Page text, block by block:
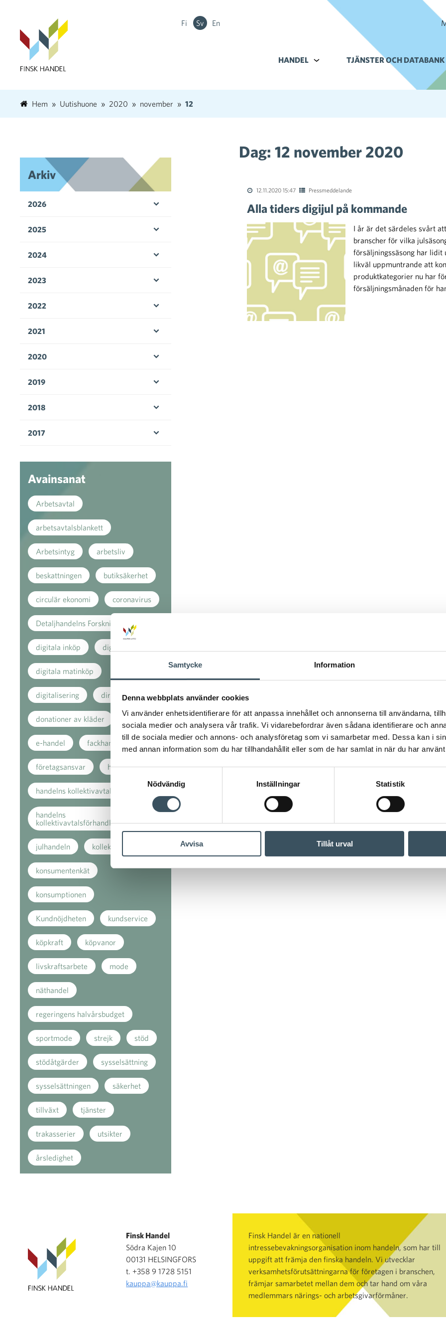
Samtycke Information
Denna webbplats använder cookies
Vi använder enhetsidentifierare för att anpassa innehållet och annonserna till användarna,
sociala medier och analysera vår trafik. Vi vidarebefordrar även sådana identifierare och
till de sociala medier och annons- och analysföretag som vi samarbetar med. Dessa kan i
med annan information som du har tillhandahållit eller som de har samlat in när du har
Nödvändig
Inställningar Statistik
Avvisa Tillåt urval
Fi Sv En
HANDEL Alavalikko kohteelle Handel
TJÄNSTER OCH DATABANK
Hem Uutishuone 2020 november 12
Dag: 12 november 2020
12.11.2020 15:47 Pressmeddelande
Alla tiders digijul på kommande
I år är det särdeles svårt
branscher för vilka
försäljningssäsong har lidit
likväl uppmuntrande att
produktkategorier nu har
försäljningsmånaden för
Arkiv
2026
2025
2024
2023
2022
2021
2020
2019
2018
2017
Avainsanat
Arbetsavtal
arbetsavtalsblankett
Arbetsintyg arbetsliv
beskattningen butiksäkerhet
circulär ekonomi coronavirus
Detaljhandelns Forskningsstiftelse
digitala inköp digitala köp
digitala matinköp
digitalisering direkt stöd
donationer av kläder
e-handel fackhandeln
företagsansvar handeln
handelns kollektivavtal
handelns
kollektivavtalsförhandlingar
julhandeln kollektivavtal
konsumentenkät
konsumptionen
Kundnöjdheten kundservice
köpkraft köpvanor
livskraftsarbete mode
näthandel
regeringens halvårsbudget
sportmode strejk stöd
stödåtgärder sysselsättning
sysselsättningen säkerhet
tillväxt tjänster
trakasserier utsikter
årsledighet
Finsk Handel
Södra Kajen 10
00131 HELSINGFORS
t. +358 9 1728 5151
kauppa@kauppa.fi
Finsk Handel är en nationell
intressebevakningsorganisation inom handeln, som har till
uppgift att främja den finska handeln. Vi utvecklar
verksamhetsförutsättningarna för företagen i branschen,
främjar samarbetet mellan dem och tar hand om våra
medlemmars närings- och arbetsgivarförmåner.